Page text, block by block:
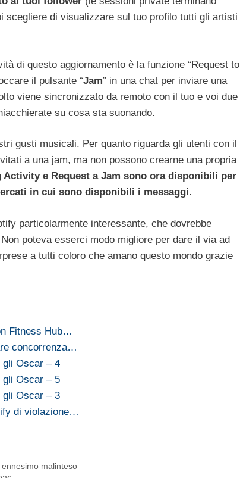
scegliere di visualizzare sul tuo profilo tutti gli artisti
di questo aggiornamento è la funzione “Request to
il pulsante “Jam” in una chat per inviare una
viene sincronizzato da remoto con il tuo e voi due
su cosa sta suonando.
gusti musicali. Per quanto riguarda gli utenti con il
a una jam, ma non possono crearne una propria
e Request a Jam sono ora disponibili per
in cui sono disponibili i messaggi.
particolarmente interessante, che dovrebbe
poteva esserci modo migliore per dare il via ad
a tutti coloro che amano questo mondo grazie
Fitness Hub…
concorrenza…
gli Oscar – 4
gli Oscar – 5
gli Oscar – 3
di violazione…
malinteso